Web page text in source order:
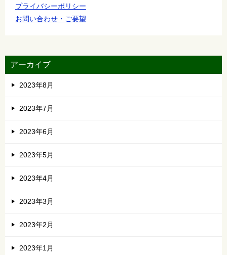
プライバシーポリシー
お問い合わせ・ご要望
アーカイブ
2023年8月
2023年7月
2023年6月
2023年5月
2023年4月
2023年3月
2023年2月
2023年1月